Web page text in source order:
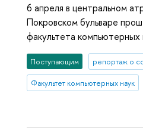
6 апреля в центральном
Покровском бульваре
факультета компьютерных
Поступающим репортаж о
Факультет компьютерных наук